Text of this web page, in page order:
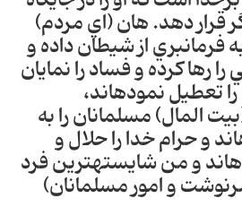
(عذاب‌آور) آن ستمگر قرار دهد‎. هان (اي مردم‎)
بدانيد كه اين‎ها تن به فرمانبري از شيطان داده‎ و
اطاعت از فرمان الهي را رها كرده‎ و فساد را نمايان
ساخته و حدود خدا را تعطيل نموده‎اند،
المال) مسلمانان را به
خود اختصاص داده‎اند و حرام خدا را حلال و
حلا‎لش را حرام كرده‎اند‎ و من شايسته‎ترين فرد
و امور مسلمانان)